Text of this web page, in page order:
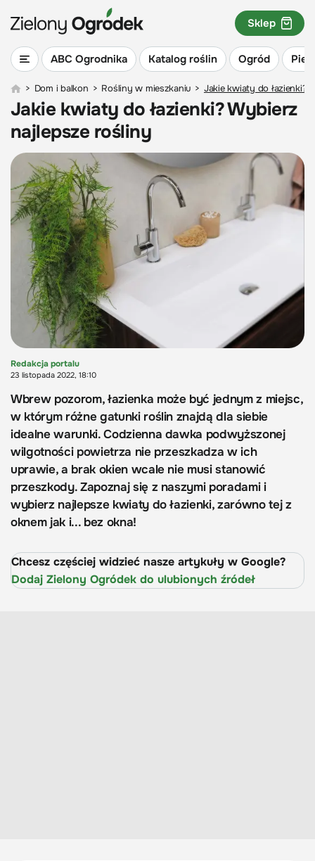
ABC Ogrodnika Katalog roślin Ogród
Sklep
> Dom i balkon > Rośliny w mieszkaniu > Jakie kwiaty do łazienki?
Jakie kwiaty do łazienki? Wybierz
najlepsze rośliny
Redakcja portalu
23 listopada 2022, 18:10
Wbrew pozorom, łazienka może być jednym z miejsc,
w którym różne gatunki roślin znajdą dla siebie
idealne warunki. Codzienna dawka podwyższonej
wilgotności powietrza nie przeszkadza w ich
uprawie, a brak okien wcale nie musi stanowić
przeszkody. Zapoznaj się z naszymi poradami i
wybierz najlepsze kwiaty do łazienki, zarówno tej z
oknem jak i... bez okna!
Chcesz częściej widzieć nasze artykuły w Google?
Dodaj Zielony Ogródek do ulubionych źródeł